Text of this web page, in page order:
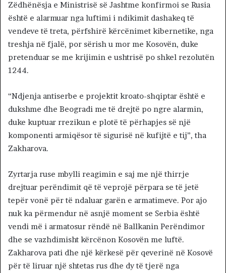
Zëdhënësja e Ministrisë së Jashtme konfirmoi se Rusia
është e alarmuar nga luftimi i ndikimit dashakeq të
vendeve të treta, përfshirë kërcënimet kibernetike, nga
treshja në fjalë, por sërish u mor me Kosovën, duke
pretenduar se me krijimin e ushtrisë po shkel rezolutën
1244.
“Ndjenja antiserbe e projektit kroato-shqiptar është e
dukshme dhe Beogradi me të drejtë po ngre alarmin,
duke kuptuar rrezikun e plotë të përhapjes së një
komponenti armiqësor të sigurisë në kufijtë e tij”, tha
Zakharova.
Zyrtarja ruse mbylli reagimin e saj me një thirrje
drejtuar perëndimit që të veprojë përpara se të jetë
tepër vonë për të ndaluar garën e armatimeve. Por ajo
nuk ka përmendur në asnjë moment se Serbia është
vendi më i armatosur rëndë në Ballkanin Perëndimor
dhe se vazhdimisht kërcënon Kosovën me luftë.
Zakharova pati dhe një kërkesë për qeverinë në Kosovë
për të liruar një shtetas rus dhe dy të tjerë nga